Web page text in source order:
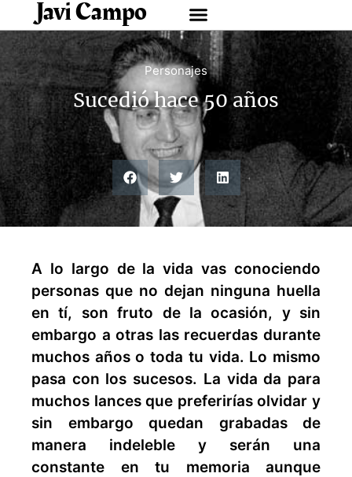
Javi Campo
Personajes
Sucedió hace 50 años
A lo largo de la vida vas conociendo
personas que no dejan ninguna huella
en tí, son fruto de la ocasión, y sin
embargo a otras las recuerdas durante
muchos años o toda tu vida. Lo mismo
pasa con los sucesos. La vida da para
muchos lances que preferirías olvidar y
sin embargo quedan grabadas de
manera indeleble y serán una
constante en tu memoria aunque